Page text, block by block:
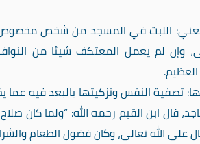
تعني: اللبث في المسجد من شخص مخصوص
وإن لم يعمل المعتكف شيئا من
تصفية النفس وتزكيتها بالبعد فيه عما
قال ابن القيم رحمه الله: “ولما كان
على الله تعالى، وكان فضول الطعام